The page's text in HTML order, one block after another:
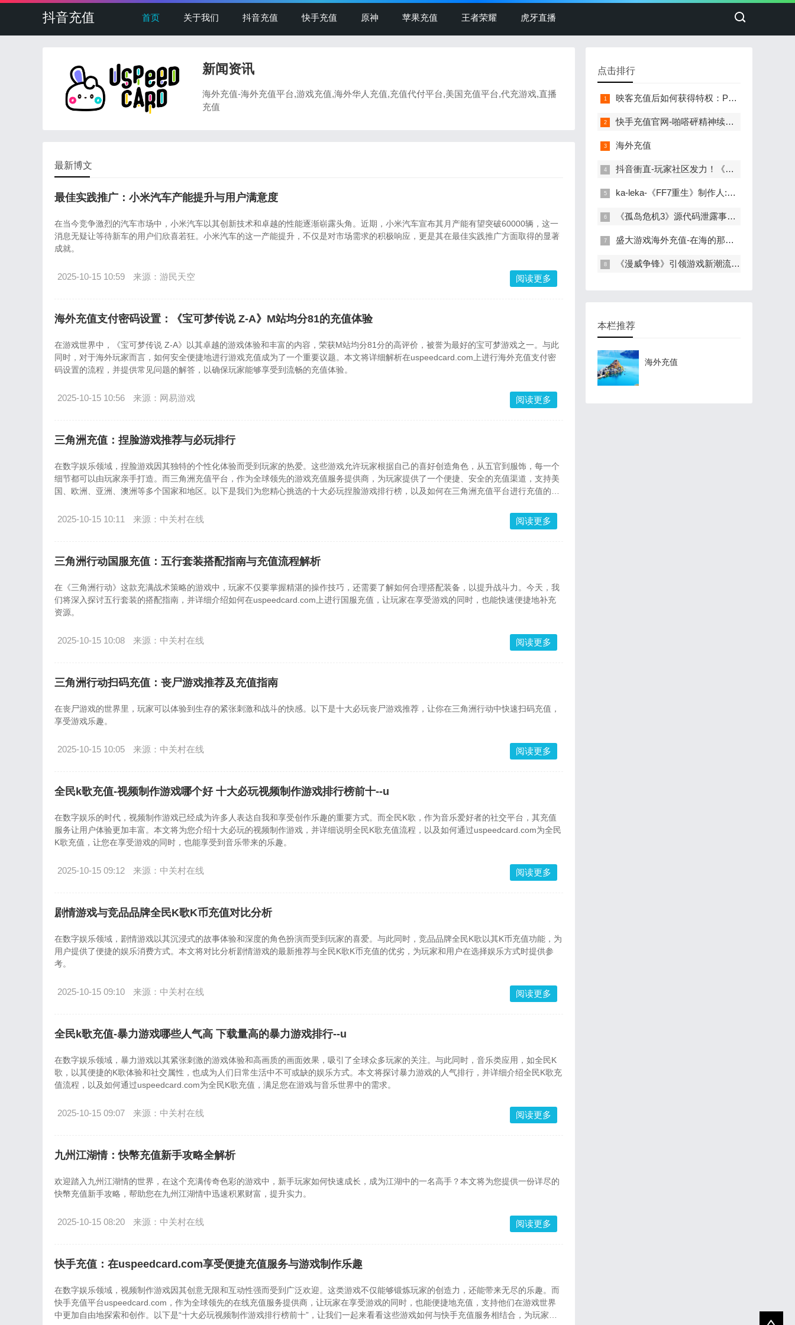
抖音充值 首页 关于我们 抖音充值 快手充值 原神 苹果充值 王者荣耀 虎牙直播
新闻资讯
海外充值-海外充值平台,游戏充值,海外华人充值,充值代付平台,美国充值平台,代充游戏,直播
充值
最新博文
最佳实践推广：小米汽车产能提升与用户满意度
在当今竞争激烈的汽车市场中，小米汽车以其创新技术和卓越的性能逐渐崭露头角。近期，小米汽车宣布其月产能有望突破60000辆，这一
消息无疑让等待新车的用户们欣喜若狂。小米汽车的这一产能提升，不仅是对市场需求的积极响应，更是其在最佳实践推广方面取得的显著
成就。
2025-10-15 10:59 来源：游民天空 阅读更多
海外充值支付密码设置：《宝可梦传说 Z-A》M站均分81的充值体验
在游戏世界中，《宝可梦传说 Z-A》以其卓越的游戏体验和丰富的内容，荣获M站均分81分的高评价，被誉为最好的宝可梦游戏之一。与此
同时，对于海外玩家而言，如何安全便捷地进行游戏充值成为了一个重要议题。本文将详细解析在uspeedcard.com上进行海外充值支付密
码设置的流程，并提供常见问题的解答，以确保玩家能够享受到流畅的充值体验。
2025-10-15 10:56 来源：网易游戏 阅读更多
三角洲充值：捏脸游戏推荐与必玩排行
在数字娱乐领域，捏脸游戏因其独特的个性化体验而受到玩家的热爱。这些游戏允许玩家根据自己的喜好创造角色，从五官到服饰，每一个
细节都可以由玩家亲手打造。而三角洲充值平台，作为全球领先的游戏充值服务提供商，为玩家提供了一个便捷、安全的充值渠道，支持美
国、欧洲、亚洲、澳洲等多个国家和地区。以下是我们为您精心挑选的十大必玩捏脸游戏排行榜，以及如何在三角洲充值平台进行充值的详
2025-10-15 10:11 来源：中关村在线 阅读更多
三角洲行动国服充值：五行套装搭配指南与充值流程解析
在《三角洲行动》这款充满战术策略的游戏中，玩家不仅要掌握精湛的操作技巧，还需要了解如何合理搭配装备，以提升战斗力。今天，我
们将深入探讨五行套装的搭配指南，并详细介绍如何在uspeedcard.com上进行国服充值，让玩家在享受游戏的同时，也能快速便捷地补充
资源。
2025-10-15 10:08 来源：中关村在线 阅读更多
三角洲行动扫码充值：丧尸游戏推荐及充值指南
在丧尸游戏的世界里，玩家可以体验到生存的紧张刺激和战斗的快感。以下是十大必玩丧尸游戏推荐，让你在三角洲行动中快速扫码充值，
享受游戏乐趣。
2025-10-15 10:05 来源：中关村在线 阅读更多
全民k歌充值-视频制作游戏哪个好 十大必玩视频制作游戏排行榜前十--u
在数字娱乐的时代，视频制作游戏已经成为许多人表达自我和享受创作乐趣的重要方式。而全民K歌，作为音乐爱好者的社交平台，其充值
服务让用户体验更加丰富。本文将为您介绍十大必玩的视频制作游戏，并详细说明全民K歌充值流程，以及如何通过uspeedcard.com为全民
K歌充值，让您在享受游戏的同时，也能享受到音乐带来的乐趣。
2025-10-15 09:12 来源：中关村在线 阅读更多
剧情游戏与竞品品牌全民K歌K币充值对比分析
在数字娱乐领域，剧情游戏以其沉浸式的故事体验和深度的角色扮演而受到玩家的喜爱。与此同时，竞品品牌全民K歌以其K币充值功能，为
用户提供了便捷的娱乐消费方式。本文将对比分析剧情游戏的最新推荐与全民K歌K币充值的优劣，为玩家和用户在选择娱乐方式时提供参
考。
2025-10-15 09:10 来源：中关村在线 阅读更多
全民k歌充值-暴力游戏哪些人气高 下载量高的暴力游戏排行--u
在数字娱乐领域，暴力游戏以其紧张刺激的游戏体验和高画质的画面效果，吸引了全球众多玩家的关注。与此同时，音乐类应用，如全民K
歌，以其便捷的K歌体验和社交属性，也成为人们日常生活中不可或缺的娱乐方式。本文将探讨暴力游戏的人气排行，并详细介绍全民K歌充
值流程，以及如何通过uspeedcard.com为全民K歌充值，满足您在游戏与音乐世界中的需求。
2025-10-15 09:07 来源：中关村在线 阅读更多
九州江湖情：快幣充值新手攻略全解析
欢迎踏入九州江湖情的世界，在这个充满传奇色彩的游戏中，新手玩家如何快速成长，成为江湖中的一名高手？本文将为您提供一份详尽的
快幣充值新手攻略，帮助您在九州江湖情中迅速积累财富，提升实力。
2025-10-15 08:20 来源：中关村在线 阅读更多
快手充值：在uspeedcard.com享受便捷充值服务与游戏制作乐趣
在数字娱乐领域，视频制作游戏因其创意无限和互动性强而受到广泛欢迎。这类游戏不仅能够锻炼玩家的创造力，还能带来无尽的乐趣。而
快手充值平台uspeedcard.com，作为全球领先的在线充值服务提供商，让玩家在享受游戏的同时，也能便捷地充值，支持他们在游戏世界
中更加自由地探索和创作。以下是“十大必玩视频制作游戏排行榜前十”，让我们一起来看看这些游戏如何与快手充值服务相结合，为玩家带
点击排行
映客充值后如何获得特权：PS+15周年庆典与游戏特权解析
快手充值官网-啪嗒砰精神续作 《Ratatan》Steam商店页面上线
海外充值
抖音衝直-玩家社区发力！《潜行者2》每小时都有新MOD发布
ka-leka-《FF7重生》制作人:有人说小游戏塞太多 下部会收敛
《孤岛危机3》源代码泄露事件：抖音儲值mycard成密码
盛大游戏海外充值-在海的那边，“米饭仙人”得到了渴望的一切
《漫威争锋》引领游戏新潮流，王者荣耀海外充值iOS服务升级
本栏推荐
海外充值